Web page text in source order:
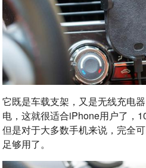
它既是车载支架，又是无线充电
电，这就很适合iPhone用户了，
但是对于大多数手机来说，完全
足够用了。